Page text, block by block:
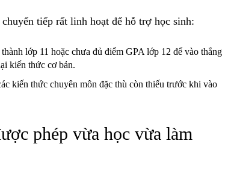
tiếp rất linh hoạt để hỗ trợ học sinh:
lớp 11 hoặc chưa đủ điểm GPA lớp 12 để vào thẳng
kiến thức cơ bản.
kiến thức chuyên môn đặc thù còn thiếu trước khi vào
phép vừa học vừa làm